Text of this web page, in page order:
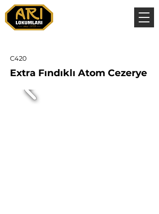
C420
Extra Fındıklı Atom Cezerye